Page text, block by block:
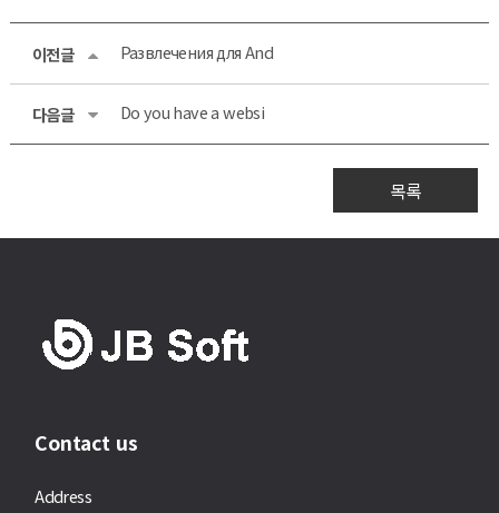
이전글 Развлечения для And
다음글 Do you have a websi
목록
Contact us
Address